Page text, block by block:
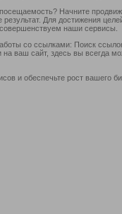
Начните
результат. Для достижения
наши сервисы.
со ссылками: Поиск
ваш сайт, здесь вы всегда
и обеспечьте рост вашего